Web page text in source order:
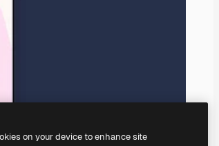
on your device to enhance site